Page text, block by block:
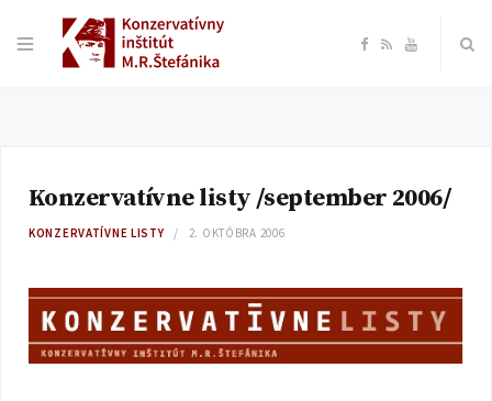
F
e
o
R Y
T
b
Konzervatívne listy /september 2006/
KONZERVATÍVNE LISTY 2. OKTÓBRA 2006